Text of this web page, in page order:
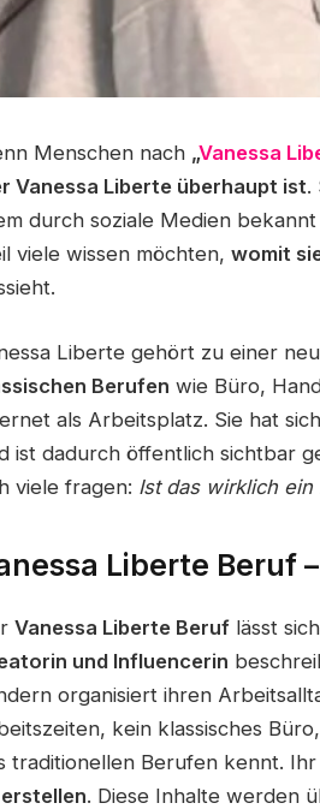
Menschen nach „Vanessa
Vanessa Liberte überhaupt ist.
durch soziale Medien
viele wissen möchten, womit
Liberte gehört zu einer
Berufen wie Büro,
als Arbeitsplatz. Sie hat
ist dadurch öffentlich sichtbar
viele fragen: Ist das wirklich
Liberte Beruf
Vanessa Liberte Beruf lässt
und Influencerin
organisiert ihren
kein klassisches
traditionellen Berufen kennt.
. Diese Inhalte werden